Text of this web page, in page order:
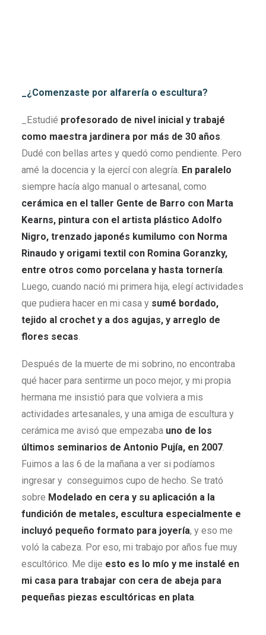
_¿Comenzaste por alfarería o escultura?
_Estudié profesorado de nivel inicial y trabajé
como maestra jardinera por más de 30 años.
Dudé con bellas artes y quedó como pendiente. Pero
amé la docencia y la ejercí con alegría. En paralelo
siempre hacía algo manual o artesanal, como
cerámica en el taller Gente de Barro con Marta
Kearns, pintura con el artista plástico Adolfo
Nigro, trenzado japonés kumilumo con Norma
Rinaudo y origami textil con Romina Goranzky,
entre otros como porcelana y hasta tornería.
Luego, cuando nació mi primera hija, elegí actividades
que pudiera hacer en mi casa y sumé bordado,
tejido al crochet y a dos agujas, y arreglo de
flores secas.
Después de la muerte de mi sobrino, no encontraba
qué hacer para sentirme un poco mejor, y mi propia
hermana me insistió para que volviera a mis
actividades artesanales, y una amiga de escultura y
cerámica me avisó que empezaba uno de los
últimos seminarios de Antonio Pujía, en 2007.
Fuimos a las 6 de la mañana a ver si podíamos
ingresar y conseguimos cupo de hecho. Se trató
sobre Modelado en cera y su aplicación a la
fundición de metales, escultura especialmente e
incluyó pequeño formato para joyería, y eso me
voló la cabeza. Por eso, mi trabajo por años fue muy
escultórico. Me dije esto es lo mío y me instalé en
mi casa para trabajar con cera de abeja para
pequeñas piezas escultóricas en plata.